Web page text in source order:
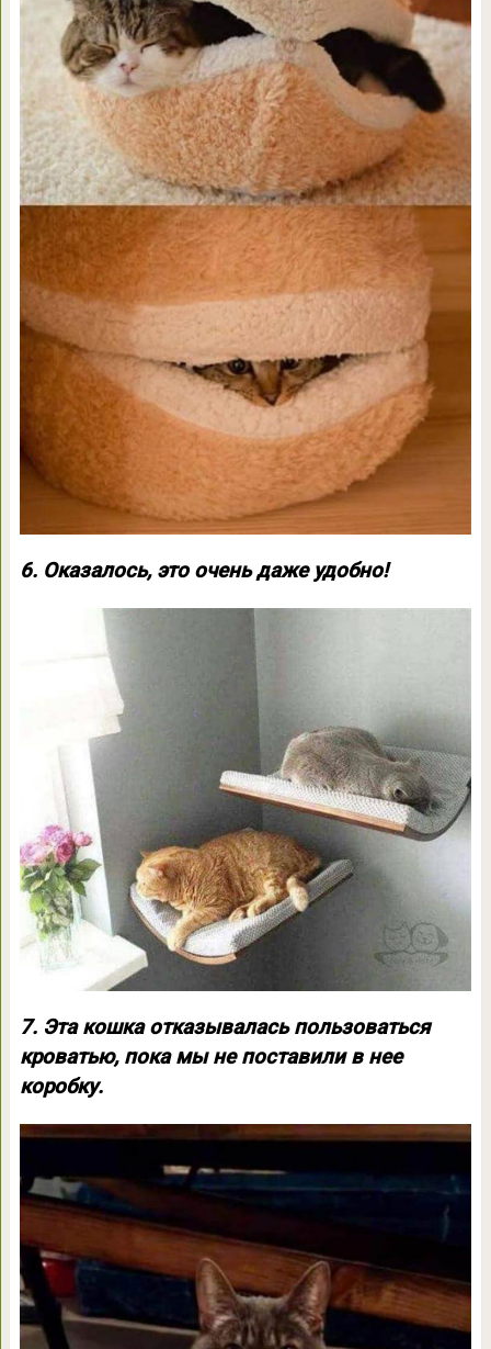
6. Оказалось, это очень даже удобно!
7. Эта кошка отказывалась пользоваться
кроватью, пока мы не поставили в нее
коробку.